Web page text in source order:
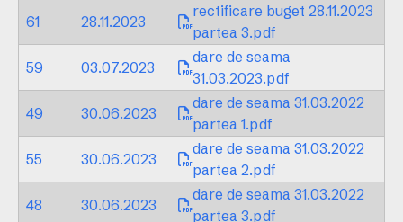
61
28.11.2023
rectificare buget 28.11.2023
partea 3.pdf
59
03.07.2023
dare de seama
31.03.2023.pdf
49
30.06.2023
dare de seama 31.03.2022
partea 1.pdf
55
30.06.2023
dare de seama 31.03.2022
partea 2.pdf
48
30.06.2023
dare de seama 31.03.2022
partea 3.pdf